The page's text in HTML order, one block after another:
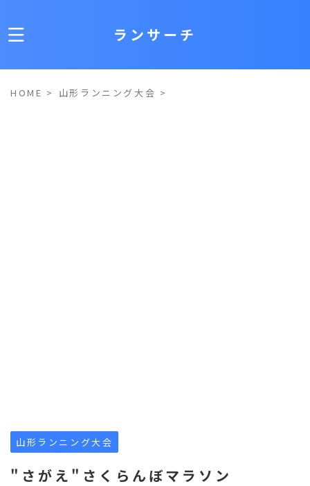
ランサーチ
HOME > 山形ランニング大会 >
山形ランニング大会
"さがえ"さくらんぼマラソン